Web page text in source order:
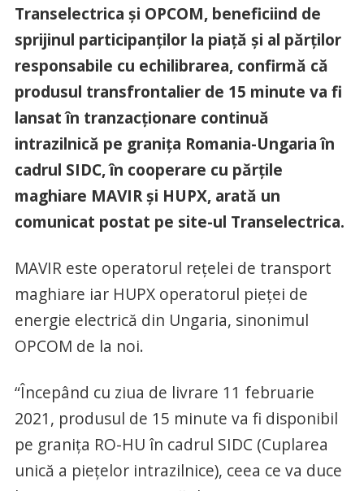
Transelectrica și OPCOM, beneficiind de
sprijinul participanților la piață și al părților
responsabile cu echilibrarea, confirmă că
produsul transfrontalier de 15 minute va fi
lansat în tranzacționare continuă
intrazilnică pe granița Romania-Ungaria în
cadrul SIDC, în cooperare cu părțile
maghiare MAVIR și HUPX, arată un
comunicat postat pe site-ul Transelectrica.
MAVIR este operatorul rețelei de transport
maghiare iar HUPX operatorul pieței de
energie electrică din Ungaria, sinonimul
OPCOM de la noi.
“Începând cu ziua de livrare 11 februarie
2021, produsul de 15 minute va fi disponibil
pe granița RO-HU în cadrul SIDC (Cuplarea
unică a piețelor intrazilnice), ceea ce va duce